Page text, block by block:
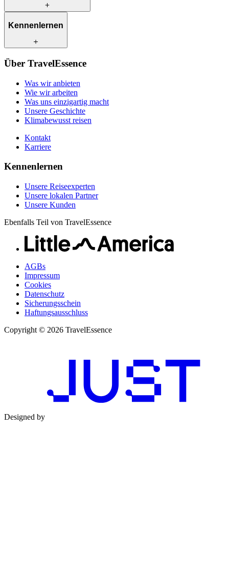
Was wir anbieten
Was uns einzigartig macht
Klimabewusst reisen
Kontakt
Karriere
Kennenlernen
Unsere Reiseexperten
Unsere Kunden
Über TravelEssence
Was wir anbieten
Wie wir arbeiten
Was uns einzigartig macht
Unsere Geschichte
Klimabewusst reisen
Kontakt
Karriere
Kennenlernen
Unsere Reiseexperten
Unsere lokalen Partner
Unsere Kunden
Ebenfalls Teil von TravelEssence
AGBs
Impressum
Cookies
Datenschutz
Sicherungsschein
Haftungsausschluss
Copyright © 2026 TravelEssence
Designed by